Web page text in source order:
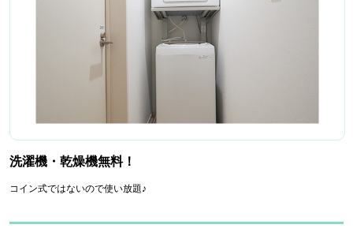
洗濯機・乾燥機無料！
コイン式ではないので使い放題♪